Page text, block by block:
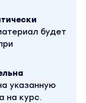
будет
указанную
на курс.